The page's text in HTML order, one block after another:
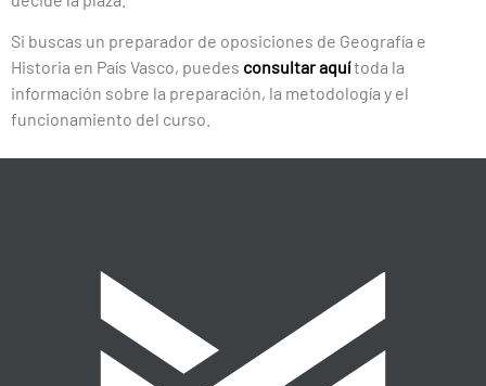
Si buscas un preparador de oposiciones de Geografía e
Historia en País Vasco, puedes consultar aquítoda la
información sobre la preparación, la metodología y el
funcionamiento del curso.